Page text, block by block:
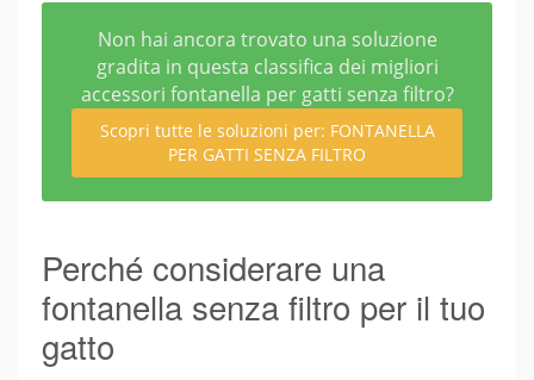
Non hai ancora trovato una soluzione
gradita in questa classifica dei migliori
accessori fontanella per gatti senza filtro?
Scopri tutte le soluzioni per: FONTANELLA
PER GATTI SENZA FILTRO
Perché considerare una
fontanella senza filtro per il tuo
gatto